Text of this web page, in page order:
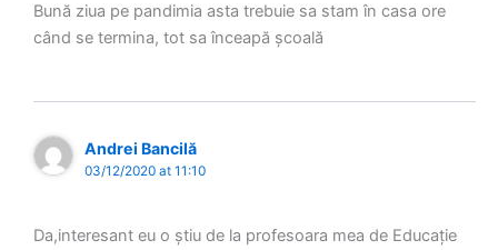
Bună ziua pe pandimia asta trebuie sa stam în casa ore
când se termina, tot sa înceapă școală
Andrei Bancilă
03/12/2020 at 11:10
Da,interesant eu o știu de la profesoara mea de Educație